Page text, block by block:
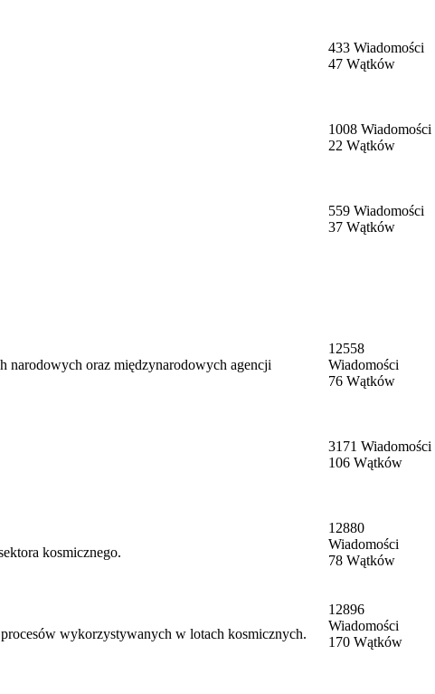
433 Wiadomości
47 Wątków
1008 Wiadomości
22 Wątków
559 Wiadomości
37 Wątków
oraz międzynarodowych agencji
12558
Wiadomości
76 Wątków
3171 Wiadomości
106 Wątków
kosmicznego.
12880
Wiadomości
78 Wątków
wykorzystywanych w lotach kosmicznych.
12896
Wiadomości
170 Wątków